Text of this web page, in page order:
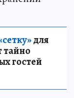
для
тайно
гостей